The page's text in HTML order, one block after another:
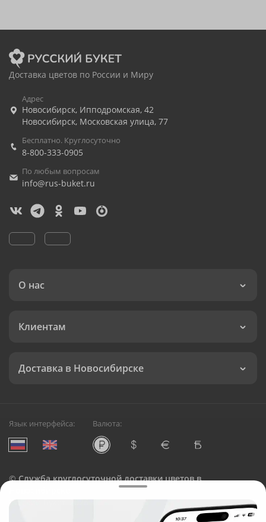
Доставка цветов по России и Миру
Адрес
Новосибирск, Ипподромская, 42
Новосибирск, Московская улица, 77
Бесплатно. Круглосуточно
8-800-333-0905
По любым вопросам
info@rus-buket.ru
О нас
Клиентам
Доставка в Новосибирске
Язык интерфейса: Валюта:
©Служба круглосуточной доставки цветов в
Русский Букет, 2026